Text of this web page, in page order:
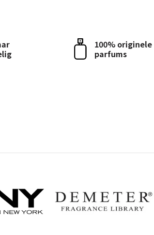
100% originele
parfums